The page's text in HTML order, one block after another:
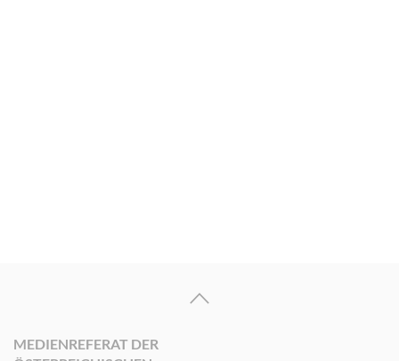
MEDIENREFERAT DER